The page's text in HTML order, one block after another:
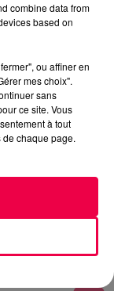
combine data from
based on
ou affiner en
mes choix".
sans
ce site. Vous
à tout
chaque page.